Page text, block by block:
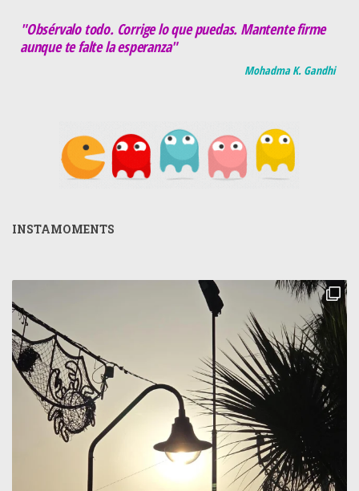
"Obsérvalo todo. Corrige lo que puedas. Mantente firme
aunque te falte la esperanza"
Mohadma K. Gandhi
INSTAMOMENTS